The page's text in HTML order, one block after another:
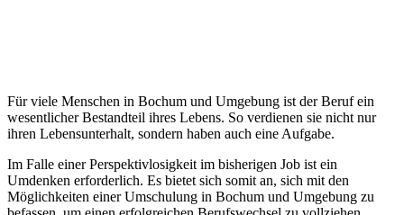
Für viele Menschen in Bochum und Umgebung ist der Beruf ein
wesentlicher Bestandteil ihres Lebens. So verdienen sie nicht nur
ihren Lebensunterhalt, sondern haben auch eine Aufgabe.
Im Falle einer Perspektivlosigkeit im bisherigen Job ist ein
Umdenken erforderlich. Es bietet sich somit an, sich mit den
Möglichkeiten einer Umschulung in Bochum und Umgebung zu